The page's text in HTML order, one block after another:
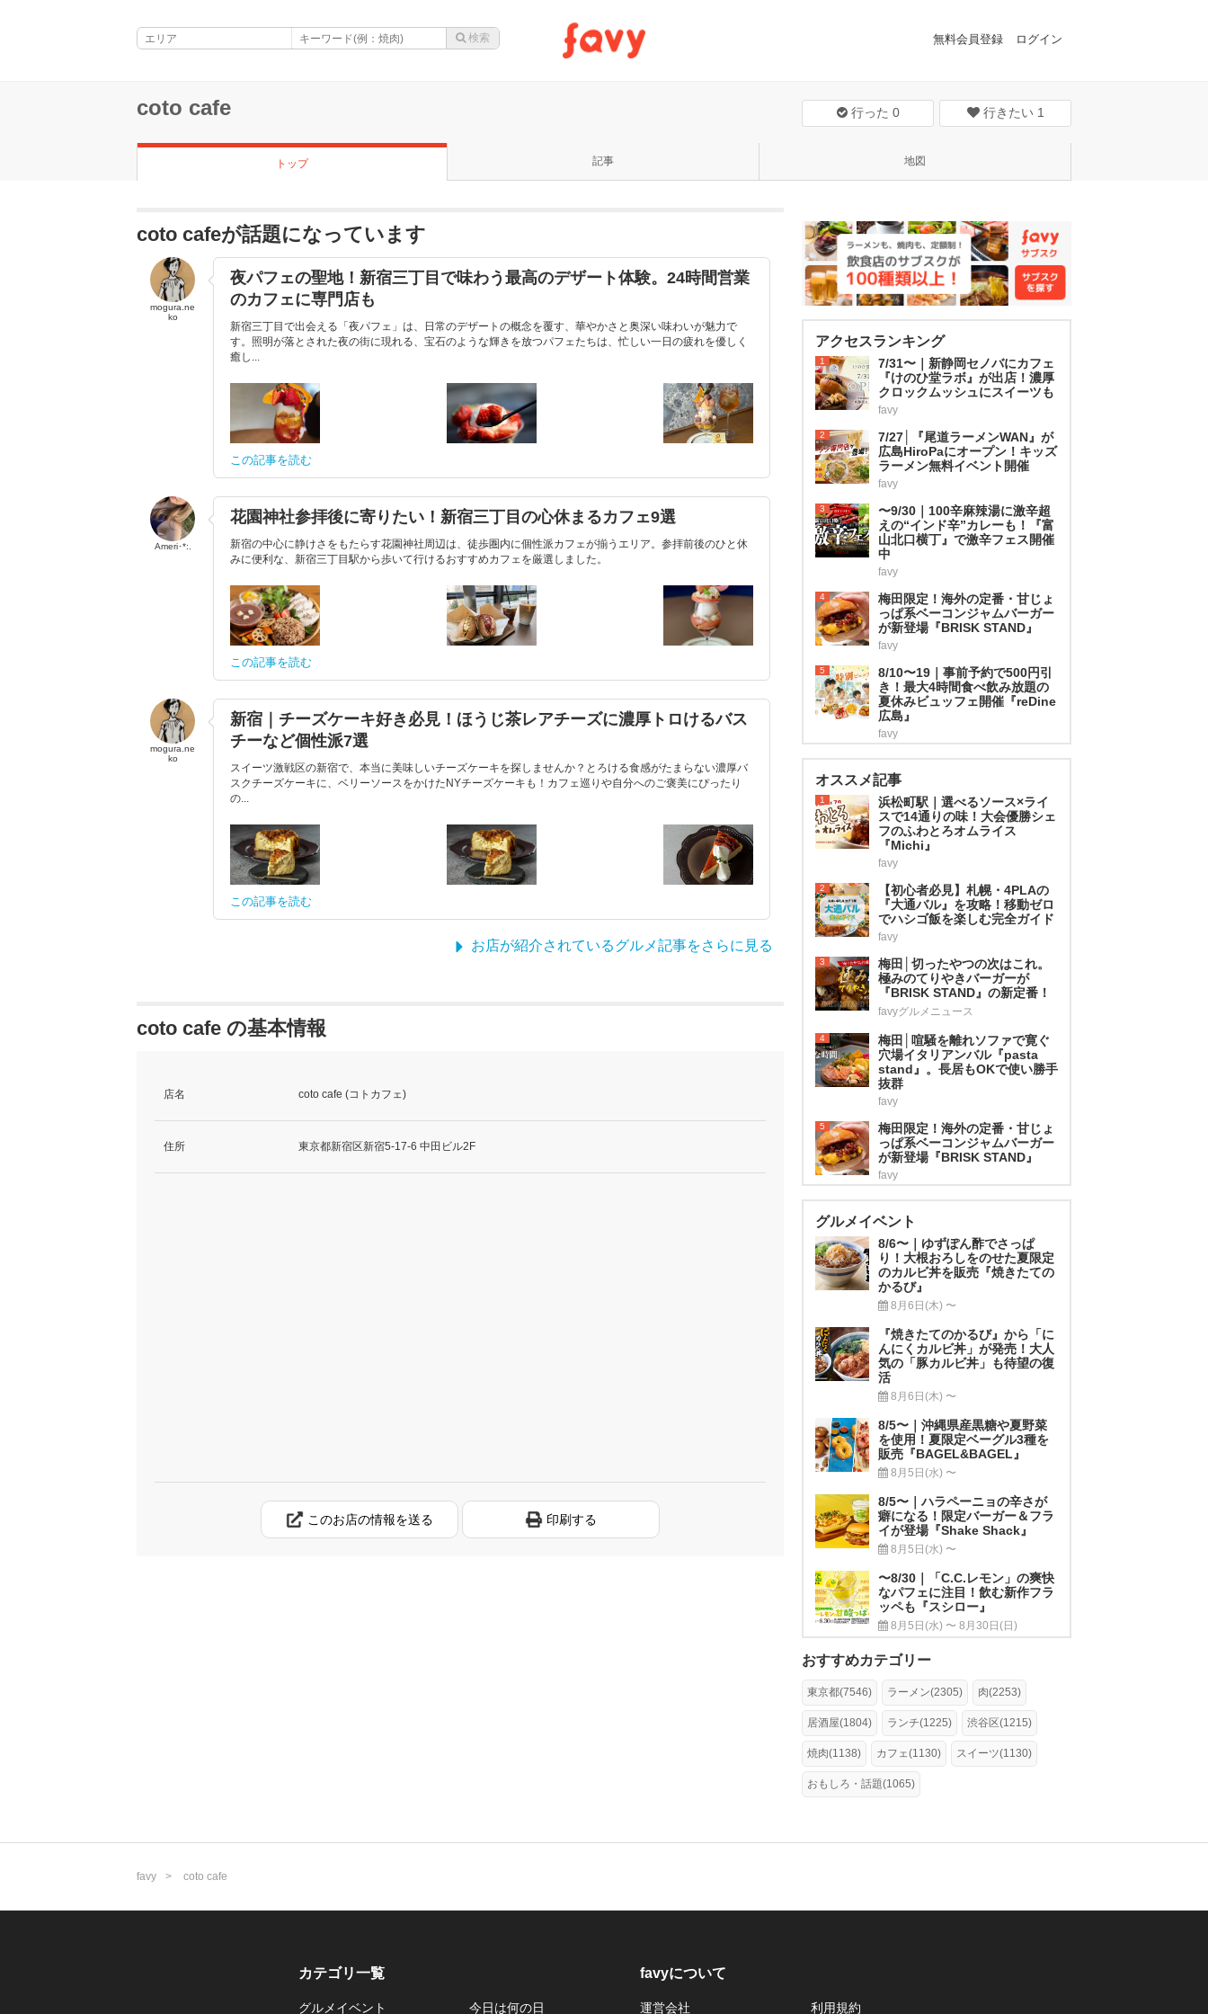
無料会員登録 ログイン
coto cafe 行った 0 行きたい 1
トップ 記事 地図
coto cafeが話題になっています
mogura.ne
ko
夜パフェの聖地！新宿三丁目で味わう最高のデザート体験。24時間営業
のカフェに専門店も
新宿三丁目で出会える「夜パフェ」は、日常のデザートの概念を覆す、華やかさと奥深い味わいが魅力で
す。照明が落とされた夜の街に現れる、宝石のような輝きを放つパフェたちは、忙しい一日の疲れを優しく
癒し...
この記事を読む
Ameri･*:.
花園神社参拝後に寄りたい！新宿三丁目の心休まるカフェ9選
新宿の中心に静けさをもたらす花園神社周辺は、徒歩圏内に個性派カフェが揃うエリア。参拝前後のひと休
みに便利な、新宿三丁目駅から歩いて行けるおすすめカフェを厳選しました。
この記事を読む
mogura.ne
ko
新宿｜チーズケーキ好き必見！ほうじ茶レアチーズに濃厚トロけるバス
チーなど個性派7選
スイーツ激戦区の新宿で、本当に美味しいチーズケーキを探しませんか？とろける食感がたまらない濃厚バ
スクチーズケーキに、ベリーソースをかけたNYチーズケーキも！カフェ巡りや自分へのご褒美にぴったり
の...
この記事を読む
お店が紹介されているグルメ記事をさらに見る
coto cafe の基本情報
店名 coto cafe (コトカフェ)
住所 東京都新宿区新宿5-17-6 中田ビル2F
このお店の情報を送る 印刷する
アクセスランキング
1
7/31〜｜新静岡セノバにカフェ
『けのひ堂ラボ』が出店！濃厚
クロックムッシュにスイーツも
favy
2
7/27│『尾道ラーメンWAN』が
広島HiroPaにオープン！キッズ
ラーメン無料イベント開催
favy
3
〜9/30｜100辛麻辣湯に激辛超
えの“インド辛”カレーも！『富
山北口横丁』で激辛フェス開催
中
favy
4
梅田限定！海外の定番・甘じょ
っぱ系ベーコンジャムバーガー
が新登場『BRISK STAND』
favy
5
8/10〜19｜事前予約で500円引
き！最大4時間食べ飲み放題の
夏休みビュッフェ開催『reDine
広島』
favy
オススメ記事
1
浜松町駅｜選べるソース×ライ
スで14通りの味！大会優勝シェ
フのふわとろオムライス
『Michi』
favy
2
【初心者必見】札幌・4PLAの
『大通バル』を攻略！移動ゼロ
でハシゴ飯を楽しむ完全ガイド
favy
3
梅田│切ったやつの次はこれ。
極みのてりやきバーガーが
『BRISK STAND』の新定番！
favyグルメニュース
4
梅田│喧騒を離れソファで寛ぐ
穴場イタリアンバル『pasta
stand』。長居もOKで使い勝手
抜群
favy
5
梅田限定！海外の定番・甘じょ
っぱ系ベーコンジャムバーガー
が新登場『BRISK STAND』
favy
グルメイベント
8/6〜｜ゆずぽん酢でさっぱ
り！大根おろしをのせた夏限定
のカルビ丼を販売『焼きたての
かるび』
8月6日(木) 〜
『焼きたてのかるび』から「に
んにくカルビ丼」が発売！大人
気の「豚カルビ丼」も待望の復
活
8月6日(木) 〜
8/5〜｜沖縄県産黒糖や夏野菜
を使用！夏限定ベーグル3種を
販売『BAGEL&BAGEL』
8月5日(水) 〜
8/5〜｜ハラペーニョの辛さが
癖になる！限定バーガー＆フラ
イが登場『Shake Shack』
8月5日(水) 〜
〜8/30｜「C.C.レモン」の爽快
なパフェに注目！飲む新作フラ
ッペも『スシロー』
8月5日(水) 〜 8月30日(日)
おすすめカテゴリー
東京都(7546) ラーメン(2305) 肉(2253)
居酒屋(1804) ランチ(1225) 渋谷区(1215)
焼肉(1138) カフェ(1130) スイーツ(1130)
おもしろ・話題(1065)
favy coto cafe
カテゴリ一覧
グルメイベント 今日は何の日
favyについて
運営会社 利用規約